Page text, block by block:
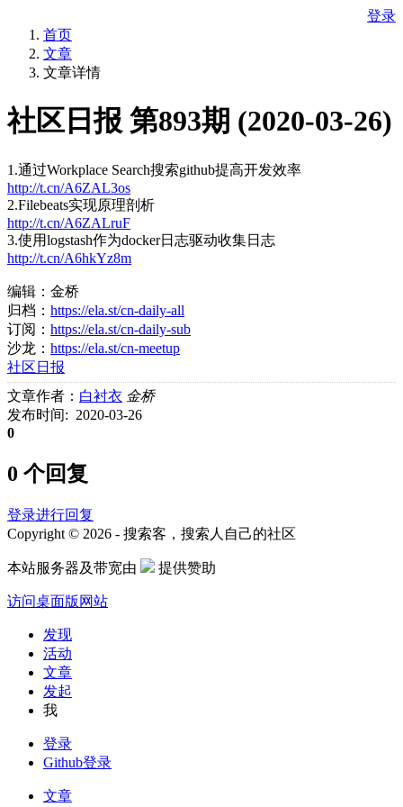
登录
首页
文章
文章详情
社区日报 第893期 (2020-03-26)
1.通过Workplace Search搜索github提高开发效率
http://t.cn/A6ZAL3os
2.Filebeats实现原理剖析
http://t.cn/A6ZALruF
3.使用logstash作为docker日志驱动收集日志
http://t.cn/A6hkYz8m
编辑：金桥
归档： https://ela.st/cn-daily-all
订阅： https://ela.st/cn-daily-sub
沙龙： https://ela.st/cn-meetup
社区日报
文章作者： 白衬衣 金桥
发布时间: 2020-03-26
0
0 个回复
登录进行回复
Copyright © 2026 - 搜索客，搜索人自己的社区
本站服务器及带宽由 提供赞助
访问桌面版网站
发现
活动
文章
发起
我
登录
Github登录
文章